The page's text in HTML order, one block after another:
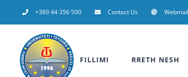
to
+389 44 356 500 Contact Us Webmail
FILLIMI RRETH NESH